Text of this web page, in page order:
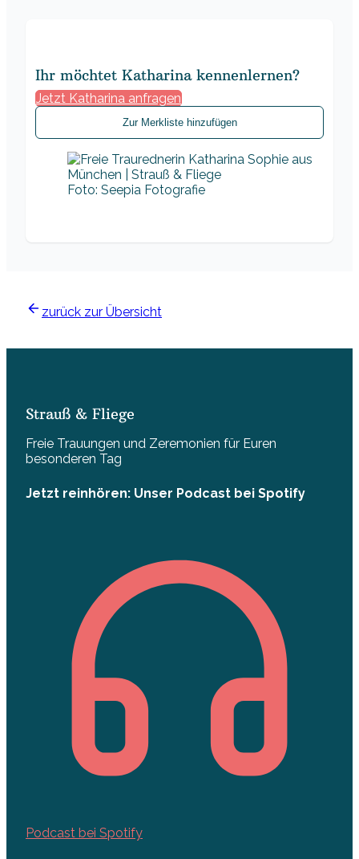
Ihr möchtet Katharina kennenlernen?
Jetzt Katharina anfragen
Zur Merkliste hinzufügen
Foto: Seepia Fotografie
zurück zur Übersicht
Strauß & Fliege
Freie Trauungen und Zeremonien für Euren
besonderen Tag
Jetzt reinhören: Unser Podcast bei Spotify
Podcast bei Spotify